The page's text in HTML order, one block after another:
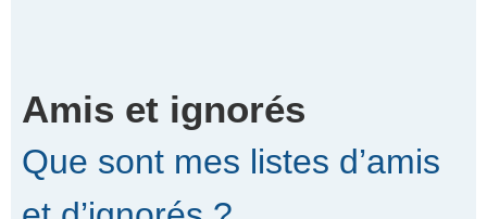
Amis et ignorés
Que sont mes listes d’amis